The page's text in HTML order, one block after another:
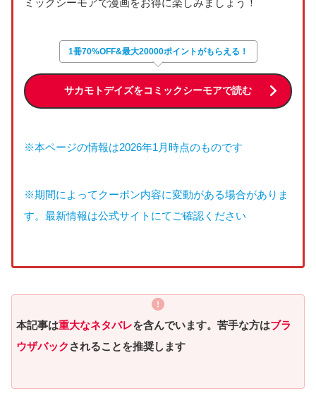
ミックシーモアで漫画をお得に楽しみましょう！
1冊70%OFF&最大20000ポイントがもらえる！
サカモトデイズをコミックシーモアで読む
※本ページの情報は2026年1月時点のものです
※期間によってクーポン内容に変動がある場合がありま
す。最新情報は公式サイトにてご確認ください
本記事は重大なネタバレを含んでいます。苦手な方はブラ
ウザバック されることを推奨します